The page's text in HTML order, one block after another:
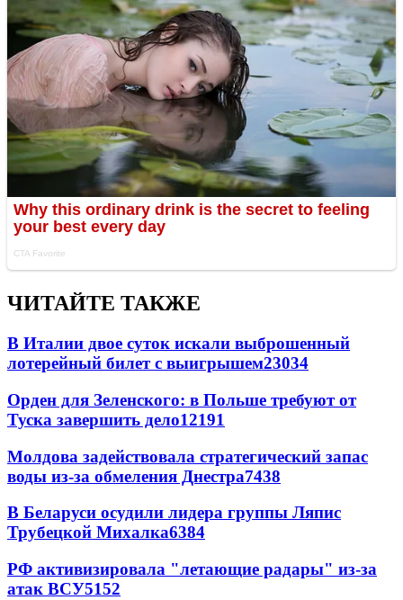
ЧИТАЙТЕ ТАКЖЕ
В Италии двое суток искали выброшенный
лотерейный билет с выигрышем23034
Орден для Зеленского: в Польше требуют от
Туска завершить дело12191
Молдова задействовала стратегический запас
воды из-за обмеления Днестра7438
В Беларуси осудили лидера группы Ляпис
Трубецкой Михалка6384
РФ активизировала "летающие радары" из-за
атак ВСУ5152